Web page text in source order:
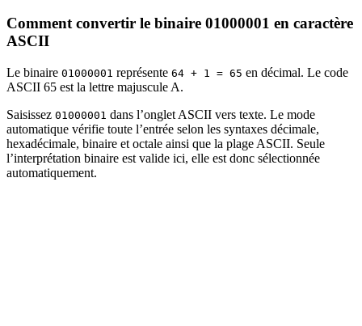
Comment convertir le binaire 01000001 en caractère
ASCII
Le binaire 01000001 représente 64 + 1 = 65 en décimal. Le code
ASCII 65 est la lettre majuscule A.
Saisissez 01000001 dans l’onglet ASCII vers texte. Le mode
automatique vérifie toute l’entrée selon les syntaxes décimale,
hexadécimale, binaire et octale ainsi que la plage ASCII. Seule
l’interprétation binaire est valide ici, elle est donc sélectionnée
automatiquement.